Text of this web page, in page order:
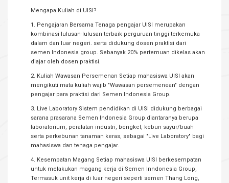
Mengapa Kuliah di UISI?
1. Pengajaran Bersama Tenaga pengajar UISI merupakan
kombinasi lulusan-lulusan terbaik perguruan tinggi terkemuka
dalam dan luar negeri. serta didukung dosen praktisi dari
semen Indonesia group. Sebanyak 20% pertemuan dikelas akan
diajar oleh dosen praktisi.
2. Kuliah Wawasan Persemenan Setiap mahasiswa UISI akan
mengikuti mata kuliah wajib "Wawasan persemenean" dengan
pengajar para praktisi dari Semen Indonesia Group.
3. Live Laboratory Sistem pendidikan di UISI didukung berbagai
sarana prasarana Semen Indonesia Group diantaranya berupa
laboratorium, peralatan industri, bengkel, kebun sayur/buah
serta perkebunan tanaman keras, sebagai "Live Laboratory" bagi
mahasiswa dan tenaga pengajar.
4. Kesempatan Magang Setiap mahasiswa UISI berkesempatan
untuk melakukan magang kerja di Semen Inndonesia Group,
Termasuk unit kerja di luar negeri seperti semen Thang Long,